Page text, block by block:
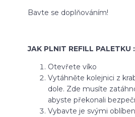
Bavte se doplňováním!
JAK PLNIT REFILL PALETKU :
Otevřete víko
Vytáhněte kolejnici z
dole. Zde musíte
abyste překonali
Vybavte je svými